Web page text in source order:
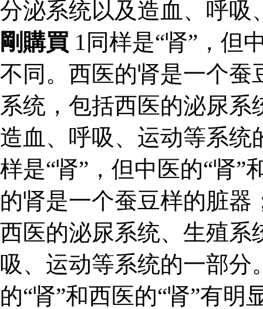
分泌系统以及造血、呼
剛購買 1同样是“肾”，但
不同。西医的肾是一个蚕
系统，包括西医的泌尿
造血、呼吸、运动等系
样是“肾”，但中医的“肾”
的肾是一个蚕豆样的脏
西医的泌尿系统、生殖系
吸、运动等系统的一部分
的“肾”和西医的“肾”有